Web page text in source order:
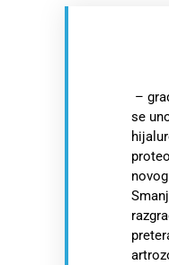
–
se